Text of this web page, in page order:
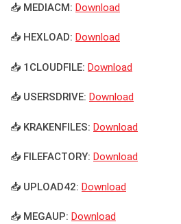
📥 MEDIACM: Download
📥 HEXLOAD: Download
📥 1CLOUDFILE: Download
📥 USERSDRIVE: Download
📥 KRAKENFILES: Download
📥 FILEFACTORY: Download
📥 UPLOAD42: Download
📥 MEGAUP: Download